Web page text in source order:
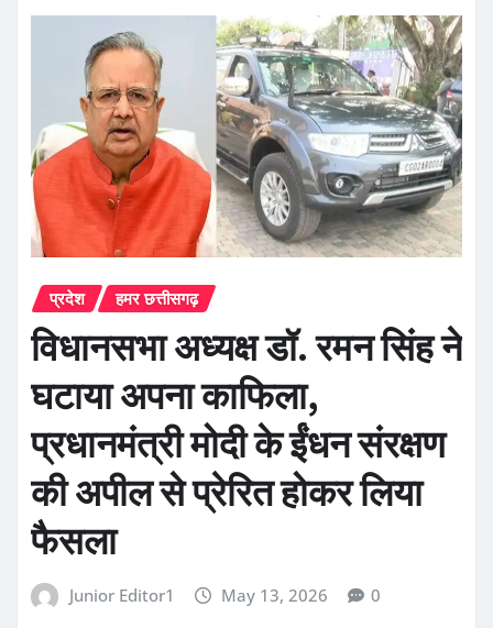
प्रदेश हमर छत्तीसगढ़
विधानसभा अध्यक्ष डॉ. रमन सिंह ने
घटाया अपना काफिला,
प्रधानमंत्री मोदी के ईंधन संरक्षण
की अपील से प्रेरित होकर लिया
फैसला
Junior Editor1 May 13, 2026 0